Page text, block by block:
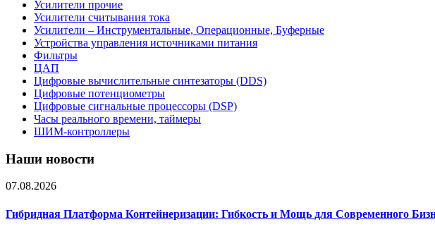
Усилители прочие
Усилители считывания тока
Усилители – Инструментальные, Операционные, Буферные
Устройства управления источниками питания
Фильтры
ЦАП
Цифровые вычислительные синтезаторы (DDS)
Цифровые потенциометры
Цифровые сигнальные процессоры (DSP)
Часы реального времени, таймеры
ШИМ-контроллеры
Наши новости
07.08.2026
Гибридная Платформа Контейнеризации: Гибкость и Мощь для Современного